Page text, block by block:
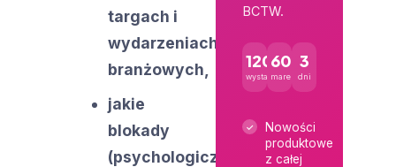
targach i
wydarzeniach
branżowych,
jakie
blokady
(psychologiczne,
BCTW.
120+
wystawców
600+
marek
3
dni
Nowości
produktowe
z całej